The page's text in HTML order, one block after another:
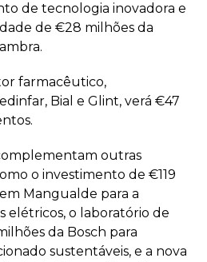
de tecnologia inovadora e
de €28 milhões da
farmacêutico,
Bial e Glint, verá €47
outras
o investimento de €119
Mangualde para a
elétricos, o laboratório de
da Bosch para
sustentáveis, e a nova